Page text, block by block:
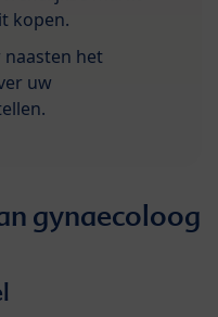
kopen.
naasten het
uw
gynaecoloog